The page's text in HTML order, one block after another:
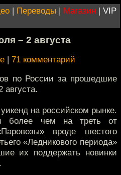
| Переводы | Магазин | VIP
– 2 августа
| 71 комментарий
по России за прошедшие
на российском рынке.
более чем на треть от
вроде шестого
«Ледникового периода»
их поддержать новинки